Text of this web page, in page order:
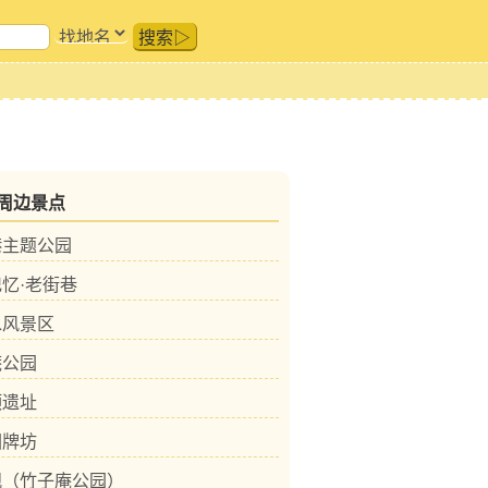
搜索▷
边景点
题公园
·老街巷
景区
园
址
坊
竹子庵公园）